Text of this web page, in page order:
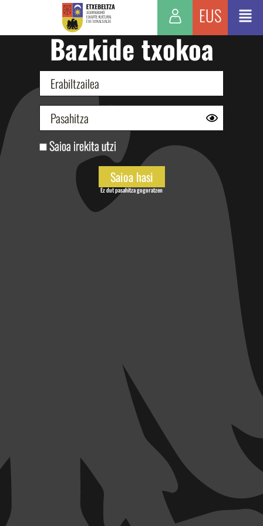
EUS
Bazkide txokoa
Saioa irekita utzi
Ez dut pasahitza gogoratzen